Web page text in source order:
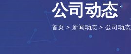
公司动态
首页 > 新闻动态 >公司动态